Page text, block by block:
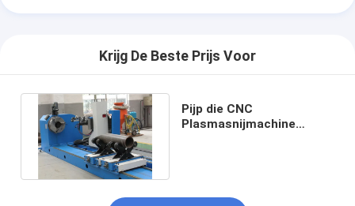
Krijg De Beste Prijs Voor
Pijp die CNC
Plasmasnijmachine